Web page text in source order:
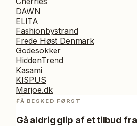
DAWN
ELITA
Fashionbystrand
Frede Høst Denmark
Godesokker
HiddenTrend
Kasami
KISPUS
Marjoe.dk
FÅ BESKED FØRST
Gå aldrig glip af et tilbud fra